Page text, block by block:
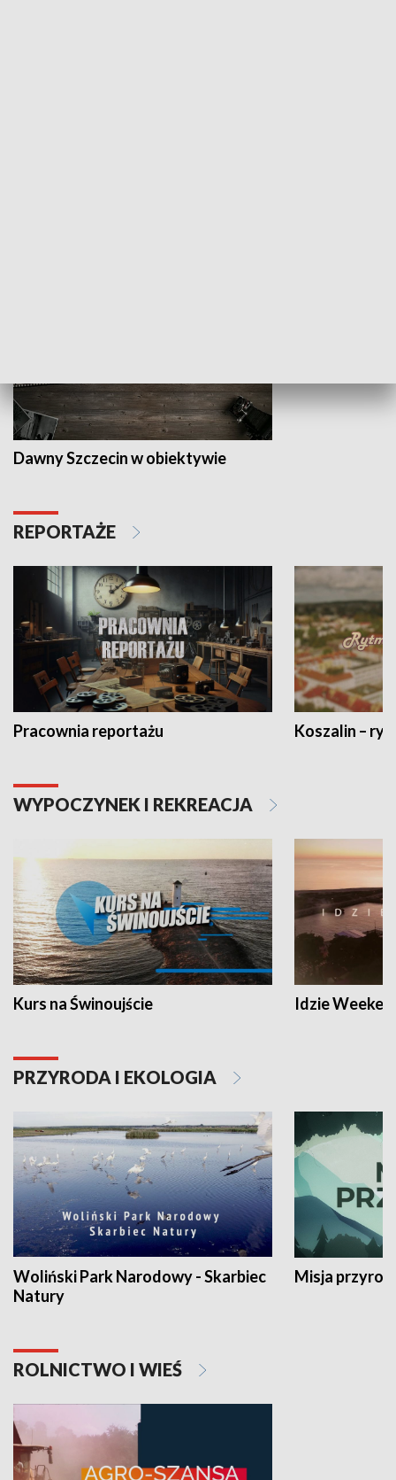
Dawny Szczecin w obiektywie
REPORTAŻE
Pracownia reportażu Koszalin –
WYPOCZYNEK I REKREACJA
Kurs na Świnoujście Idzie
PRZYRODA I EKOLOGIA
Woliński Park Narodowy - Skarbiec
Natury
Misja
ROLNICTWO I WIEŚ